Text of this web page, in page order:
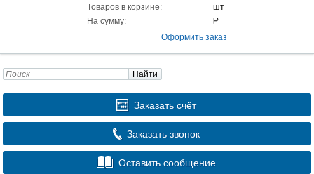
Товаров в корзине:
На сумму:
Оформить заказ
Найти
Заказать счёт
Заказать звонок
Оставить сообщение